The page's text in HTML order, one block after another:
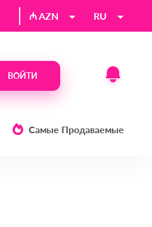
₼ AZN RU
ВОЙТИ
Самые Продаваемые